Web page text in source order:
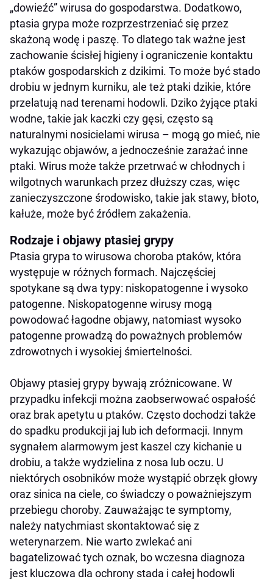
„dowieźć” wirusa do gospodarstwa. Dodatkowo,
ptasia grypa może rozprzestrzeniać się przez
skażoną wodę i paszę. To dlatego tak ważne jest
zachowanie ścisłej higieny i ograniczenie kontaktu
ptaków gospodarskich z dzikimi. To może być stado
drobiu w jednym kurniku, ale też ptaki dzikie, które
przelatują nad terenami hodowli. Dziko żyjące ptaki
wodne, takie jak kaczki czy gęsi, często są
naturalnymi nosicielami wirusa – mogą go mieć, nie
wykazując objawów, a jednocześnie zarażać inne
ptaki. Wirus może także przetrwać w chłodnych i
wilgotnych warunkach przez dłuższy czas, więc
zanieczyszczone środowisko, takie jak stawy, błoto,
kałuże, może być źródłem zakażenia.
Rodzaje i objawy ptasiej grypy
Ptasia grypa to wirusowa choroba ptaków, która
występuje w różnych formach. Najczęściej
spotykane są dwa typy: niskopatogenne i wysoko
patogenne. Niskopatogenne wirusy mogą
powodować łagodne objawy, natomiast wysoko
patogenne prowadzą do poważnych problemów
zdrowotnych i wysokiej śmiertelności.
Objawy ptasiej grypy bywają zróżnicowane. W
przypadku infekcji można zaobserwować ospałość
oraz brak apetytu u ptaków. Często dochodzi także
do spadku produkcji jaj lub ich deformacji. Innym
sygnałem alarmowym jest kaszel czy kichanie u
drobiu, a także wydzielina z nosa lub oczu. U
niektórych osobników może wystąpić obrzęk głowy
oraz sinica na ciele, co świadczy o poważniejszym
przebiegu choroby. Zauważając te symptomy,
należy natychmiast skontaktować się z
weterynarzem. Nie warto zwlekać ani
bagatelizować tych oznak, bo wczesna diagnoza
jest kluczowa dla ochrony stada i całej hodowli